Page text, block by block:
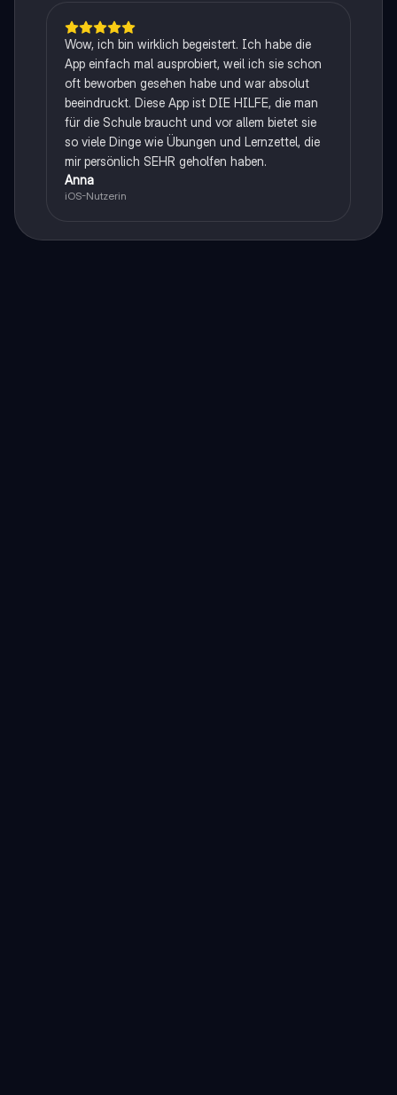
Wow, ich bin wirklich begeistert. Ich habe die
App einfach mal ausprobiert, weil ich sie schon
oft beworben gesehen habe und war absolut
beeindruckt. Diese App ist DIE HILFE, die man
für die Schule braucht und vor allem bietet sie
so viele Dinge wie Übungen und Lernzettel, die
mir persönlich SEHR geholfen haben.
Anna
iOS-Nutzerin